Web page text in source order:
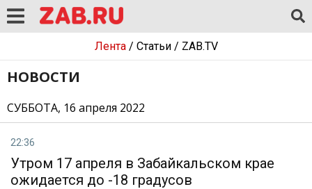
Лента/ Статьи/ ZAB.TV
НОВОСТИ
СУББОТА, 16 апреля 2022
22:36
Утром 17 апреля в Забайкальском крае
ожидается до -18 градусов